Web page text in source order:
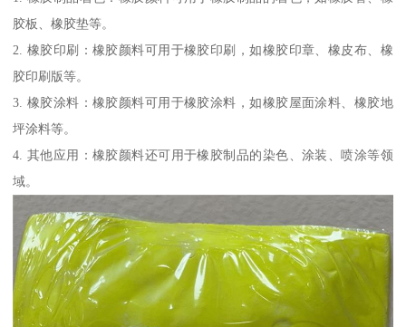
胶板、橡胶垫等。
2. 橡胶印刷：橡胶颜料可用于橡胶印刷，如橡胶印章、橡皮布、橡
胶印刷版等。
3. 橡胶涂料：橡胶颜料可用于橡胶涂料，如橡胶屋面涂料、橡胶地
坪涂料等。
4. 其他应用：橡胶颜料还可用于橡胶制品的染色、涂装、喷涂等领
域。